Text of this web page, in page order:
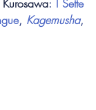
: I Sette
, Kagemusha